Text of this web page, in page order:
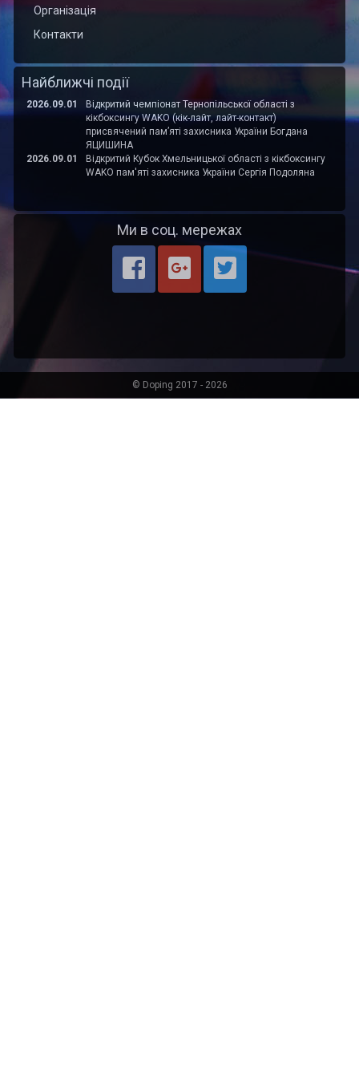
Організація
Контакти
Найближчі події
2026.09.01
Відкритий чемпіонат Тернопільської області з
кікбоксингу WAKO (кік-лайт, лайт-контакт)
присвячений пам’яті захисника України Богдана
ЯЦИШИНА
2026.09.01
Відкритий Кубок Хмельницької області з кікбоксингу
WAKO пам'яті захисника України Сергія Подоляна
Ми в соц. мережах
© Doping 2017 - 2026